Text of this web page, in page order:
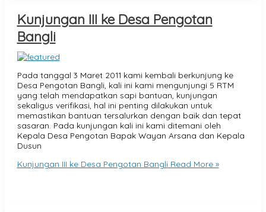
Kunjungan III ke Desa Pengotan
Bangli
Pada tanggal 3 Maret 2011 kami kembali berkunjung ke
Desa Pengotan Bangli, kali ini kami mengunjungi 5 RTM
yang telah mendapatkan sapi bantuan, kunjungan
sekaligus verifikasi, hal ini penting dilakukan untuk
memastikan bantuan tersalurkan dengan baik dan tepat
sasaran. Pada kunjungan kali ini kami ditemani oleh
Kepala Desa Pengotan Bapak Wayan Arsana dan Kepala
Dusun
Kunjungan III ke Desa Pengotan Bangli Read More »